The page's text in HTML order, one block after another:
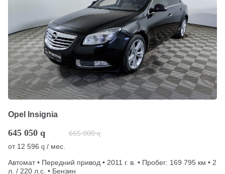
Opel Insignia
645 050 q 665 000 q
от 12 596 q / мес.
Автомат • Передний привод • 2011 г. в. • Пробег: 169 795 км • 2
л. / 220 л.с. • Бензин